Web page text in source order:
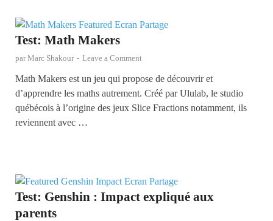
Test: Math Makers
parMarc Shakour - Leave a Comment
Math Makers est un jeu qui propose de découvrir et
d’apprendre les maths autrement. Créé par Ululab, le studio
québécois à l’origine des jeux Slice Fractions notamment, ils
reviennent avec …
Test: Genshin : Impact expliqué aux
parents